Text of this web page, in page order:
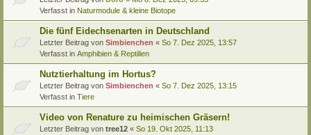
Verfasst in Naturmodule & kleine Biotope
Die fünf Eidechsenarten in Deutschland
Letzter Beitrag von Simbienchen « So 7. Dez 2025, 13:57
Verfasst in Amphibien & Reptilien
Nutztierhaltung im Hortus?
Letzter Beitrag von Simbienchen « So 7. Dez 2025, 13:15
Verfasst in Tiere
Video von Renature zu heimischen Gräsern!
Letzter Beitrag von tree12 « So 19. Okt 2025, 11:13